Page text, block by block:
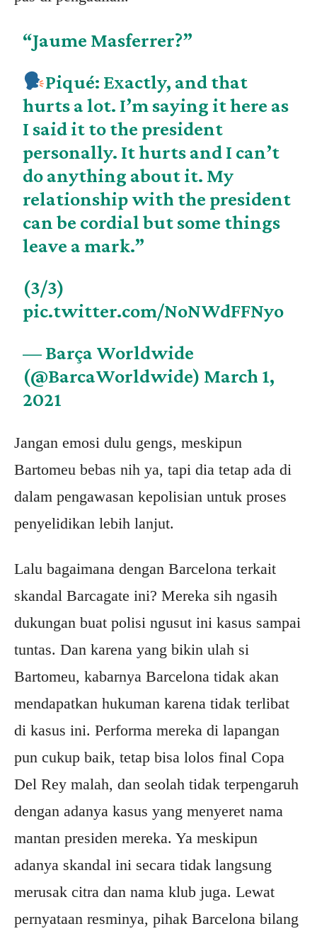
“Jaume Masferrer?”
Piqué: Exactly, and that
hurts a lot. I’m saying it here as
I said it to the president
personally. It hurts and I can’t
do anything about it. My
relationship with the president
can be cordial but some things
leave a mark.”
(3/3)
pic.twitter.com/NoNWdFFNyo
— Barça Worldwide
(@BarcaWorldwide) March 1,
2021
Jangan emosi dulu gengs, meskipun
Bartomeu bebas nih ya, tapi dia tetap ada di
dalam pengawasan kepolisian untuk proses
penyelidikan lebih lanjut.
Lalu bagaimana dengan Barcelona terkait
skandal Barcagate ini? Mereka sih ngasih
dukungan buat polisi ngusut ini kasus sampai
tuntas. Dan karena yang bikin ulah si
Bartomeu, kabarnya Barcelona tidak akan
mendapatkan hukuman karena tidak terlibat
di kasus ini. Performa mereka di lapangan
pun cukup baik, tetap bisa lolos final Copa
Del Rey malah, dan seolah tidak terpengaruh
dengan adanya kasus yang menyeret nama
mantan presiden mereka. Ya meskipun
adanya skandal ini secara tidak langsung
merusak citra dan nama klub juga. Lewat
pernyataan resminya, pihak Barcelona bilang